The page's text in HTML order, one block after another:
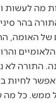
מה לעשות
בהר סיני
של האומה,
התורה לא
אפשר לחיות
ממש. כל מה